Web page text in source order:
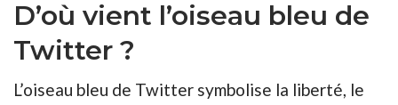
D’où vient l’oiseau bleu de
Twitter ?
L’oiseau bleu de Twitter symbolise la liberté, le